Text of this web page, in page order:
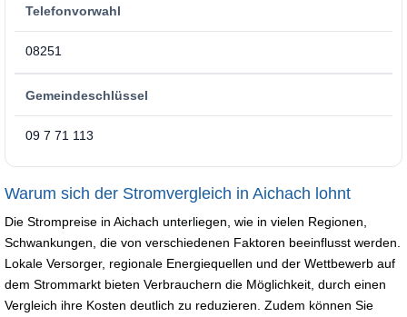
Telefonvorwahl
08251
Gemeindeschlüssel
09 7 71 113
Warum sich der Stromvergleich in Aichach lohnt
Die Strompreise in Aichach unterliegen, wie in vielen Regionen,
Schwankungen, die von verschiedenen Faktoren beeinflusst werden.
Lokale Versorger, regionale Energiequellen und der Wettbewerb auf
dem Strommarkt bieten Verbrauchern die Möglichkeit, durch einen
Vergleich ihre Kosten deutlich zu reduzieren. Zudem können Sie